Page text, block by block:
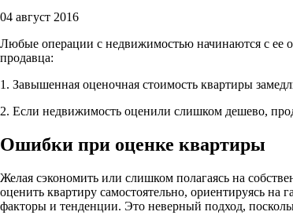
04 август 2016
Любые операции с недвижимостью начинаются с ее
продавца:
1. Завышенная оценочная стоимость квартиры
2. Если недвижимость оценили слишком дешево,
Ошибки при оценке квартиры
Желая сэкономить или слишком полагаясь на
оценить квартиру самостоятельно, ориентируясь
факторы и тенденции. Это неверный подход,